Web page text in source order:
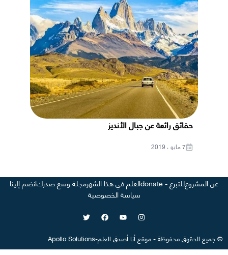
حقائق رائعة عن جبال الأنديز
7 مايو ، 2019
عن المشروعللتبرع - donate العلم في هذا الشهرمجلة وسع صدركانضم إلينا
سياسة الخصوصية
©جميع الحقوق محفوظة-موقع أنا أصدق العلم-
Apollo Solutions